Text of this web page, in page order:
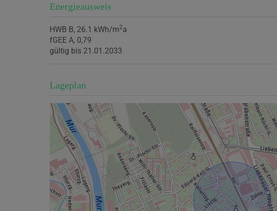
Energieausweis
HWB B, 26.1 kWh/m2a
fGEE A, 0,79
gültig bis 21.01.2033
Lageplan